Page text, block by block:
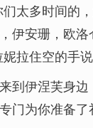
们太多时间的
伊安珊，欧
拉住空的手说
到伊涅芙身边
门为你准备了